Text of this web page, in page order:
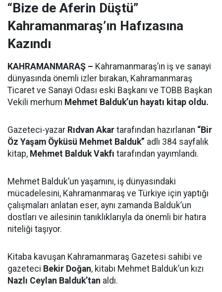
“Bize de Aferin Düştü”
Kahramanmaraş’ın Hafızasına
Kazındı
KAHRAMANMARAŞ – Kahramanmaraş’ın iş ve sanayi
dünyasında önemli izler bırakan, Kahramanmaraş
Ticaret ve Sanayi Odası eski Başkanı ve TOBB Başkan
Vekili merhum Mehmet Balduk’un hayatı kitap oldu.
Gazeteci-yazar Rıdvan Akar tarafından hazırlanan “Bir
Öz Yaşam Öyküsü Mehmet Balduk” adlı 384 sayfalık
kitap, Mehmet Balduk Vakfı tarafından yayımlandı.
Mehmet Balduk’un yaşamını, iş dünyasındaki
mücadelesini, Kahramanmaraş ve Türkiye için yaptığı
çalışmaları anlatan eser, aynı zamanda Balduk’un
dostları ve ailesinin tanıklıklarıyla da önemli bir hatıra
niteliği taşıyor.
Kitaba kavuşan Kahramanmaraş Gazetesi sahibi ve
gazeteci Bekir Doğan, kitabı Mehmet Balduk’un kızı
Nazlı Ceylan Balduk’tan aldı.